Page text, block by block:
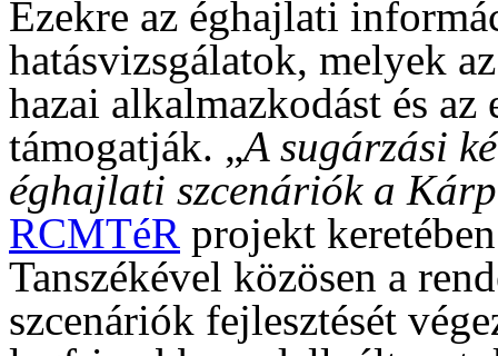
Ezekre az éghajlati
hatásvizsgálatok, melyek
hazai alkalmazkodást és
támogatják. „A sugárzási
éghajlati szcenáriók a
RCMTéR projekt
Tanszékével közösen a
szcenáriók fejlesztését